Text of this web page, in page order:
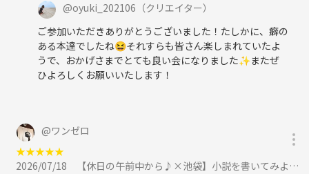
@oyuki_202106 （クリエイター）
ご参加いただきありがとうございました！たしかに、癖の
ある本達でしたね😆それすらも皆さん楽しまれていたよ
うで、おかげさまでとても良い会になりました✨またぜ
ひよろしくお願いいたします！
@ワンゼロ
★★★★★
2026/07/18
【休日の午前中から♪×池袋】小説を書いてみよう♪に参加